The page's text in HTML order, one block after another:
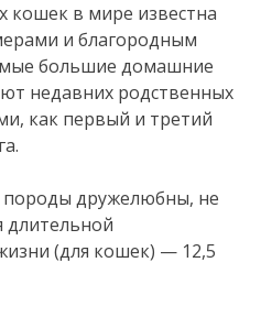
кошек в мире известна
и благородным
большие домашние
недавних родственных
как первый и третий
породы дружелюбны, не
длительной
(для кошек) — 12,5